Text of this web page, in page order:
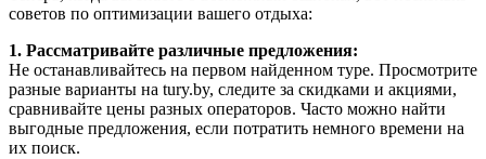
советов по оптимизации вашего отдыха:
1. Рассматривайте различные предложения:
Не останавливайтесь на первом найденном туре. Просмотрите
разные варианты на tury.by, следите за скидками и акциями,
сравнивайте цены разных операторов. Часто можно найти
выгодные предложения, если потратить немного времени на
их поиск.